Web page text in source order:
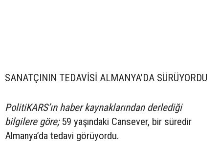
SANATÇININ TEDAVİSİ ALMANYA’DA SÜRÜYORDU
PolitiKARS’ın haber kaynaklarından derlediği
bilgilere göre;59 yaşındaki Cansever, bir süredir
Almanya’da tedavi görüyordu.